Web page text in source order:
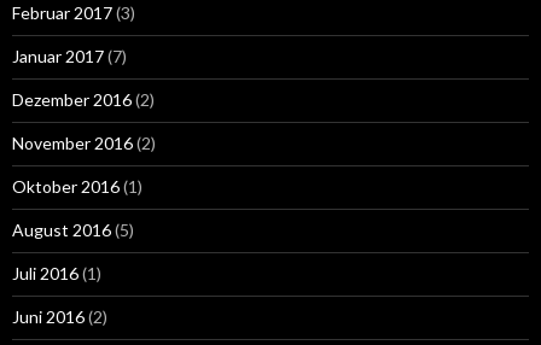
Februar 2017(3)
Januar 2017(7)
Dezember 2016(2)
November 2016(2)
Oktober 2016(1)
August 2016(5)
Juli 2016(1)
Juni 2016(2)